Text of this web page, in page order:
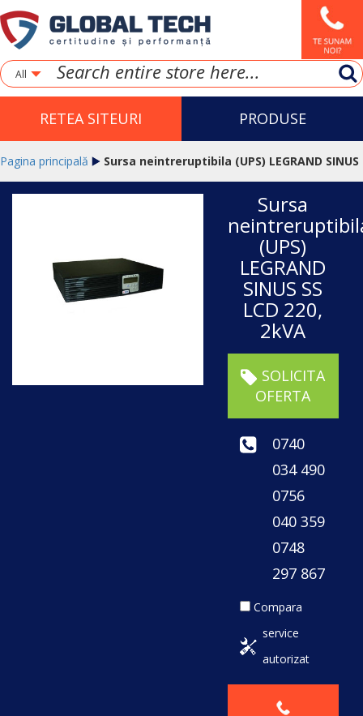
All
RETEA SITEURI PRODUSE
Pagina principală Sursa neintreruptibila (UPS) LEGRAND SINUS
Sursa
(UPS)
LEGRAND
SINUS SS
LCD 220,
2kVA
SOLICITA
OFERTA
0740
034 490
0756
040 359
0748
297 867
Compara
service
autorizat